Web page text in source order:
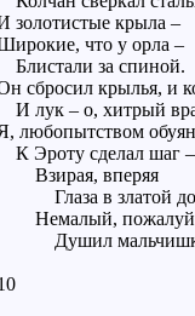
золотистые крыла –
что у орла –
Блистали за спиной.
сбросил крылья, и
И лук – о, хитрый
любопытством
К Эроту сделал шаг –
Взирая, вперяя
Глаза в златой
Немалый,
Душил